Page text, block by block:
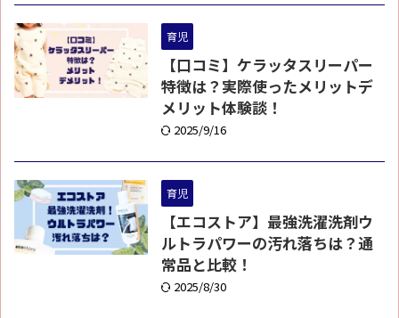
育児
【口コミ】ケラッタスリーパー
特徴は？実際使ったメリットデ
メリット体験談！
2025/9/16
育児
【エコストア】最強洗濯洗剤ウ
ルトラパワーの汚れ落ちは？通
常品と比較！
2025/8/30